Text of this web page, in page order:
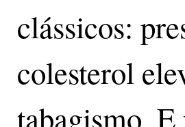
clássicos:
colesterol
tabagismo.